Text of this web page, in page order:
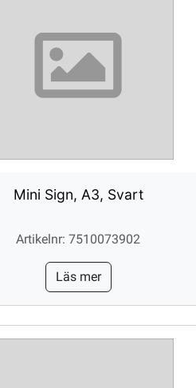
Mini Sign, A3, Svart
Artikelnr: 7510073902
Läs mer